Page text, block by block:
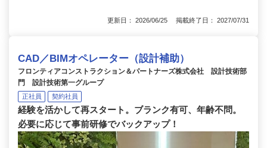
更新日： 2026/06/25 掲載終了日： 2027/07/31
CAD／BIMオペレーター（設計補助）
フロンティアコンストラクション＆パートナーズ株式会社 設計技術部
門 設計技術第一グループ
正社員 契約社員
経験を活かして再スタート。ブランク有可、年齢不問。
必要に応じて事前研修でバックアップ！